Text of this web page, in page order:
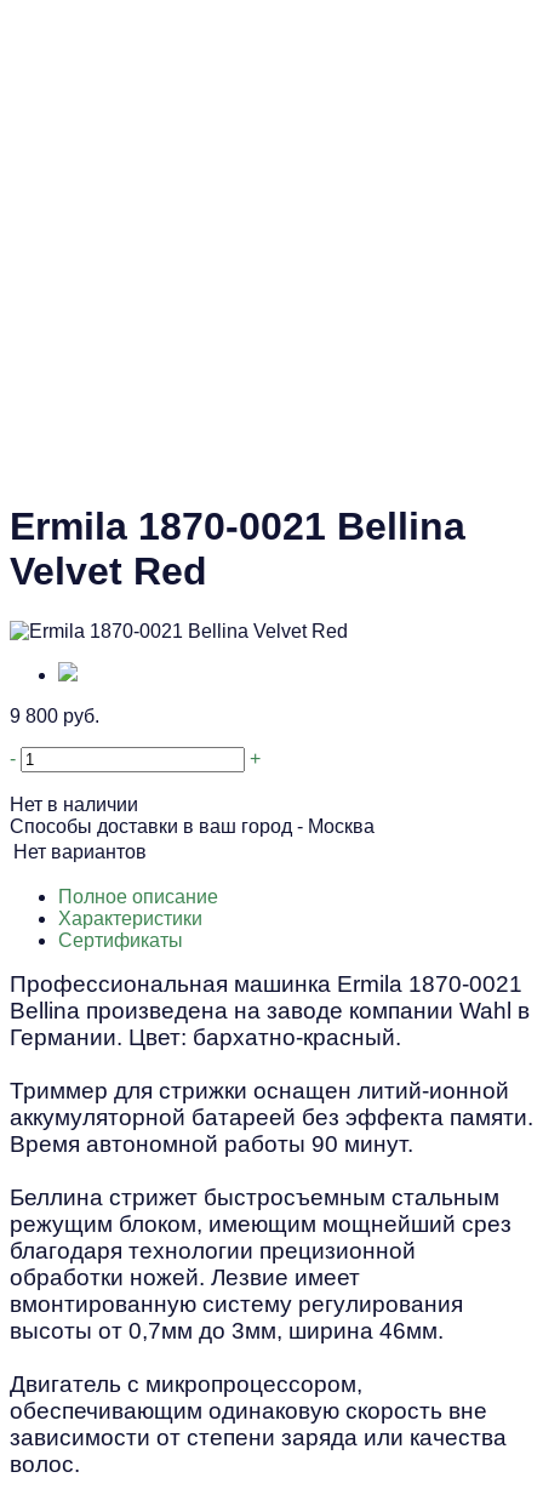
Ermila 1870-0021 Bellina
Velvet Red
9 800 руб.
- +
Нет в наличии
Способы доставки в ваш город - Москва
Нет вариантов
Полное описание
Характеристики
Сертификаты
Профессиональная машинка Ermila 1870-0021
Bellina произведена на заводе компании Wahl в
Германии. Цвет: бархатно-красный.
Триммер для стрижки оснащен литий-ионной
аккумуляторной батареей без эффекта памяти.
Время автономной работы 90 минут.
Беллина стрижет быстросъемным стальным
режущим блоком, имеющим мощнейший срез
благодаря технологии прецизионной
обработки ножей. Лезвие имеет
вмонтированную систему регулирования
высоты от 0,7мм до 3мм, ширина 46мм.
Двигатель с микропроцессором,
обеспечивающим одинаковую скорость вне
зависимости от степени заряда или качества
волос.